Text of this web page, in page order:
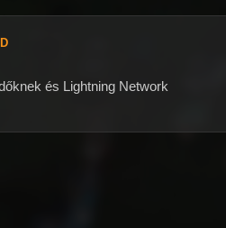
és Lightning Network